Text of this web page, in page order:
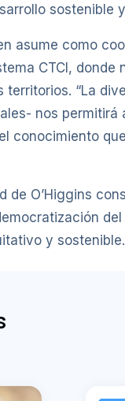
sostenible
asume como
CTCI,
“La
nos
conocimiento
de O’Higgins
y sostenible.